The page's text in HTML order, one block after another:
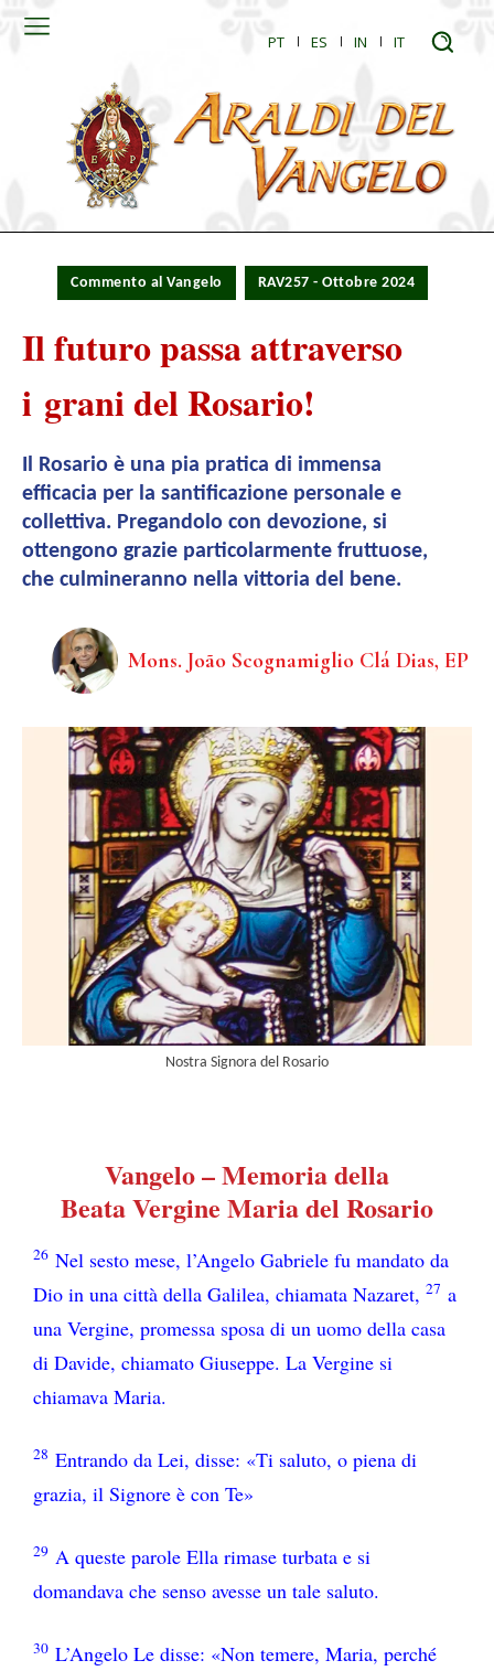
PT ES IN IT
Commento al Vangelo RAV257 - Ottobre 2024
Il futuro passa attraverso
i grani del Rosario!
Il Rosario è una pia pratica di immensa
efficacia per la santificazione personale e
collettiva. Pregandolo con devozione, si
ottengono grazie particolarmente fruttuose,
che culmineranno nella vittoria del bene.
Mons. João Scognamiglio Clá Dias, EP
Nostra Signora del Rosario
Vangelo – Memoria della
Beata Vergine Maria del Rosario
26 Nel sesto mese, l’Angelo Gabriele fu mandato da
Dio in una città della Galilea, chiamata Nazaret, 27 a
una Vergine, promessa sposa di un uomo della casa
di Davide, chiamato Giuseppe. La Vergine si
chiamava Maria.
28 Entrando da Lei, disse: «Ti saluto, o piena di
grazia, il Signore è con Te»
29 A queste parole Ella rimase turbata e si
domandava che senso avesse un tale saluto.
30 L’Angelo Le disse: «Non temere, Maria, perché